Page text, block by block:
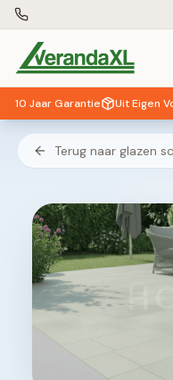
10 Jaar Garantie Uit Eigen
Terug naar glazen